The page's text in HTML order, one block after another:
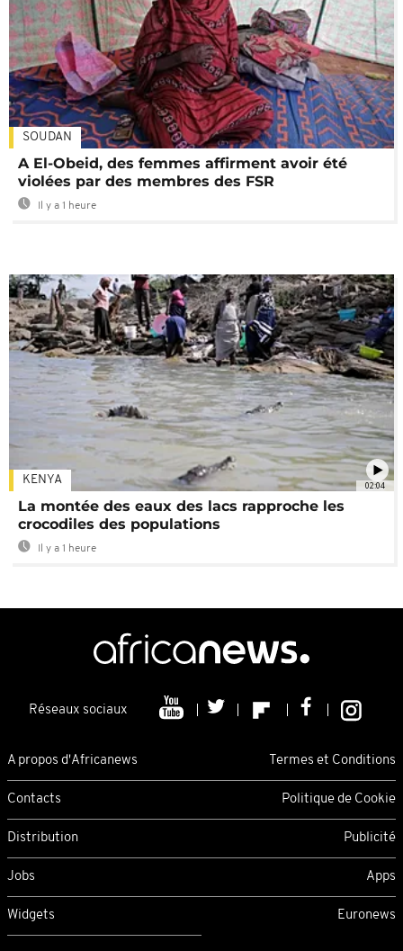
SOUDAN
A El-Obeid, des femmes affirment avoir été
violées par des membres des FSR
Il y a 1 heure
02:04
KENYA
La montée des eaux des lacs rapproche les
crocodiles des populations
Il y a 1 heure
Réseaux sociaux
A propos d'Africanews Termes et Conditions
Contacts Politique de Cookie
Distribution Publicité
Jobs Apps
Widgets Euronews